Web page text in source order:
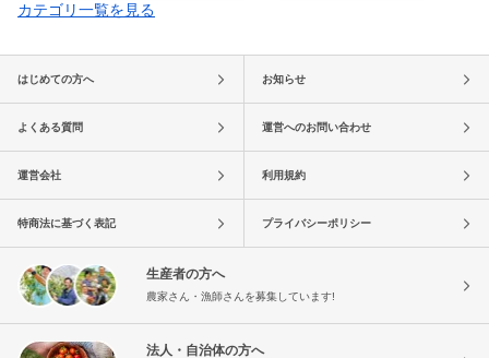
カテゴリ一覧を見る
はじめての方へ お知らせ
よくある質問 運営へのお問い合わせ
運営会社 利用規約
特商法に基づく表記 プライバシーポリシー
生産者の方へ
農家さん・漁師さんを募集しています!
法人・自治体の方へ